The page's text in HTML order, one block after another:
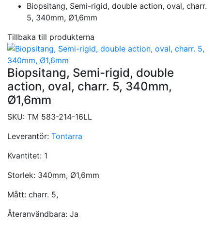
Biopsitang, Semi-rigid, double action, oval, charr.
5, 340mm, Ø1,6mm
Tillbaka till produkterna
Biopsitang, Semi-rigid, double
action, oval, charr. 5, 340mm,
Ø1,6mm
SKU: TM 583-214-16LL
Leverantör: Tontarra
Kvantitet: 1
Storlek: 340mm, Ø1,6mm
Mått: charr. 5,
Återanvändbara: Ja